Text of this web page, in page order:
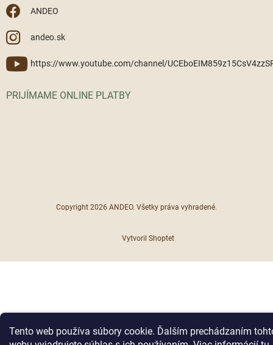
Tento web používa súbory cookie. Ďalším prechádzaním
ANDEO
andeo.sk
https://www.youtube.com/channel/
PRIJÍMAME ONLINE PLATBY
Vytvoril Shoptet
Copyright 2026 ANDEO. Všetky práva vyhradené.